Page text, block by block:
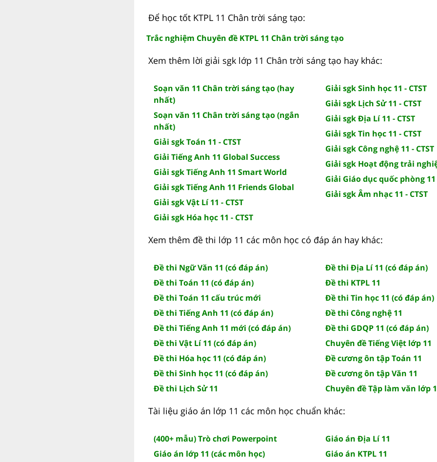
Để học tốt KTPL 11 Chân trời sáng tạo:
Trắc nghiệm Chuyên đề KTPL 11 Chân trời sáng tạo
Xem thêm lời giải sgk lớp 11 Chân trời sáng tạo hay khác:
Soạn văn 11 Chân trời sáng tạo (hay
nhất)
Soạn văn 11 Chân trời sáng tạo (ngắn
nhất)
Giải sgk Toán 11 - CTST
Giải Tiếng Anh 11 Global Success
Giải sgk Tiếng Anh 11 Smart World
Giải sgk Tiếng Anh 11 Friends Global
Giải sgk Vật Lí 11 - CTST
Giải sgk Hóa học 11 - CTST
Giải sgk Sinh học 11 - CTST
Giải sgk Lịch Sử 11 - CTST
Giải sgk Địa Lí 11 - CTST
Giải sgk Tin học 11 - CTST
Giải sgk Công nghệ 11 - CTST
Giải sgk Hoạt động trải
Giải Giáo dục quốc phòng 11
Giải sgk Âm nhạc 11 - CTST
Xem thêm đề thi lớp 11 các môn học có đáp án hay khác:
Đề thi Ngữ Văn 11 (có đáp án)
Đề thi Toán 11 (có đáp án)
Đề thi Toán 11 cấu trúc mới
Đề thi Tiếng Anh 11 (có đáp án)
Đề thi Tiếng Anh 11 mới (có đáp án)
Đề thi Vật Lí 11 (có đáp án)
Đề thi Hóa học 11 (có đáp án)
Đề thi Sinh học 11 (có đáp án)
Đề thi Lịch Sử 11
Đề thi Địa Lí 11 (có đáp án)
Đề thi KTPL 11
Đề thi Tin học 11 (có đáp án)
Đề thi Công nghệ 11
Đề thi GDQP 11 (có đáp án)
Chuyên đề Tiếng Việt lớp 11
Đề cương ôn tập Toán 11
Đề cương ôn tập Văn 11
Chuyên đề Tập làm văn lớp
Tài liệu giáo án lớp 11 các môn học chuẩn khác:
(400+ mẫu) Trò chơi Powerpoint
Giáo án lớp 11 (các môn học)
Giáo án Địa Lí 11
Giáo án KTPL 11